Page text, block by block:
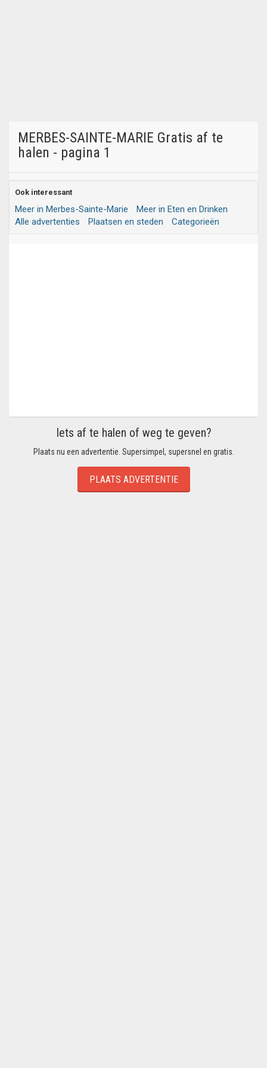
MERBES-SAINTE-MARIE Gratis af te
halen - pagina 1
Ook interessant
Meer in Merbes-Sainte-Marie
Meer in Eten en Drinken
Alle advertenties
Plaatsen en steden Categorieën
Iets af te halen of weg te geven?
Plaats nu een advertentie. Supersimpel, supersnel en gratis.
PLAATS ADVERTENTIE